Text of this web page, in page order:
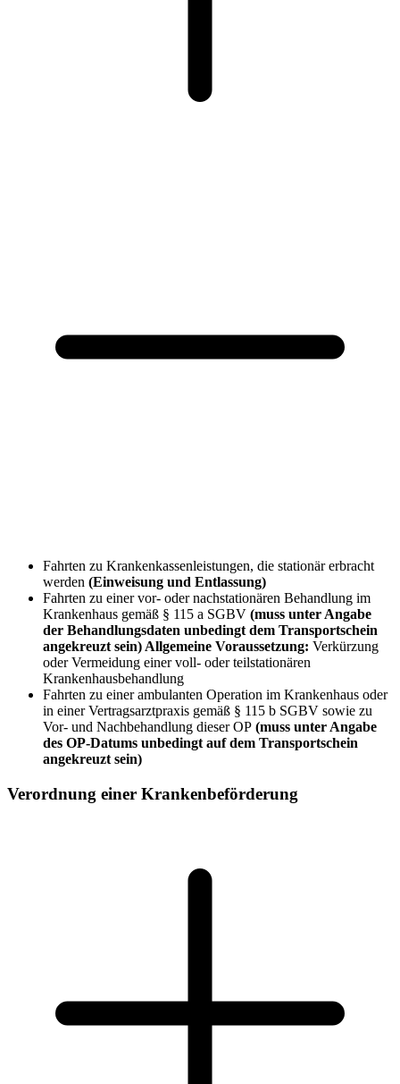
Fahrten zu Krankenkassenleistungen, die stationär erbracht
werden (Einweisung und Entlassung)
Fahrten zu einer vor- oder nachstationären Behandlung im
Krankenhaus gemäß § 115 a SGBV (muss unter Angabe
der Behandlungsdaten unbedingt dem Transportschein
angekreuzt sein) Allgemeine Voraussetzung: Verkürzung
oder Vermeidung einer voll- oder teilstationären
Krankenhausbehandlung
Fahrten zu einer ambulanten Operation im Krankenhaus oder
in einer Vertragsarztpraxis gemäß § 115 b SGBV sowie zu
Vor- und Nachbehandlung dieser OP (muss unter Angabe
des OP-Datums unbedingt auf dem Transportschein
angekreuzt sein)
Verordnung einer Krankenbeförderung